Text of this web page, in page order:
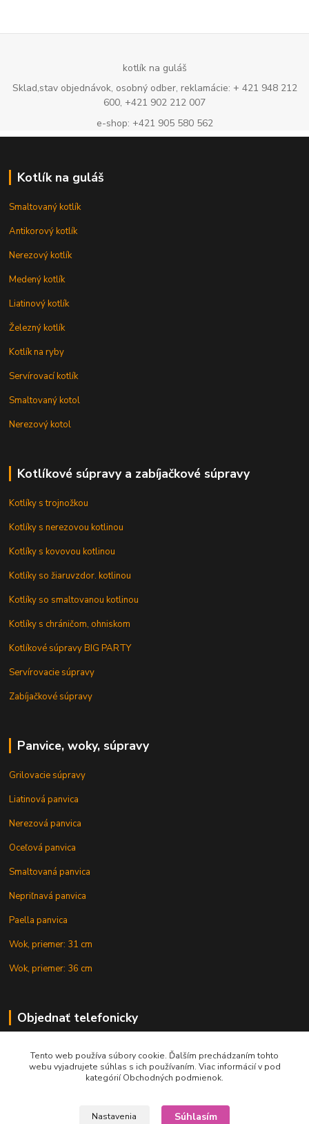
kotlík na guláš
Sklad,stav objednávok, osobný odber, reklamácie: + 421 948 212
600, +421 902 212 007
e-shop: +421 905 580 562
Kotlík na guláš
Smaltovaný kotlík
Antikorový kotlík
Nerezový kotlík
Medený kotlík
Liatinový kotlík
Železný kotlík
Kotlík na ryby
Servírovací kotlík
Smaltovaný kotol
Nerezový kotol
Kotlíkové súpravy a zabíjačkové súpravy
Kotlíky s trojnožkou
Kotlíky s nerezovou kotlinou
Kotlíky s kovovou kotlinou
Kotlíky so žiaruvzdor. kotlinou
Kotlíky so smaltovanou kotlinou
Kotlíky s chráničom, ohniskom
Kotlíkové súpravy BIG PARTY
Servírovacie súpravy
Zabíjačkové súpravy
Panvice, woky, súpravy
Grilovacie súpravy
Liatinová panvica
Nerezová panvica
Oceľová panvica
Smaltovaná panvica
Nepriľnavá panvica
Paella panvica
Wok, priemer: 31 cm
Wok, priemer: 36 cm
Objednať telefonicky
+421 902 212 007
Tento web používa súbory cookie. Ďalším prechádzaním tohto
webu vyjadrujete súhlas s ich používaním. Viac informácií v pod
kategórií Obchodných podmienok.
Nastavenia Súhlasím